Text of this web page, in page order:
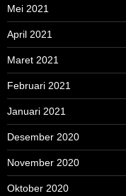
Mei 2021
April 2021
Maret 2021
Februari 2021
Januari 2021
Desember 2020
November 2020
Oktober 2020